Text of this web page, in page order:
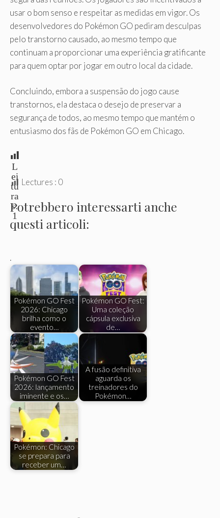
usar o bom senso e respeitar as medidas em vigor. Os
desenvolvedores do Pokémon GO pediram desculpas
pelo transtorno causado, ao mesmo tempo que
continuam a proporcionar uma experiência gratificante
para quem optar por jogar em outro local da cidade.
Concluindo, embora a suspensão do jogo cause
transtornos, ela destaca o desejo de preservar a
segurança de todos, ao mesmo tempo que mantém o
entusiasmo dos fãs de Pokémon GO em Chicago.
L
ei
tu
ra
s:
1
Lectures : 0
Potrebbero interessarti anche
questi articoli:
.
Pokémon GO Fest
2026: Chicago
brilha como o
evento…
Pokémon GO Fest:
Uma coleção
cápsula exclusiva
de…
Pokémon GO Fest
2026: lançamento
iminente e os…
A fusão definitiva
aguarda os
treinadores do
Pokémon…
Pokémon: Chicago
se prepara para
receber um…